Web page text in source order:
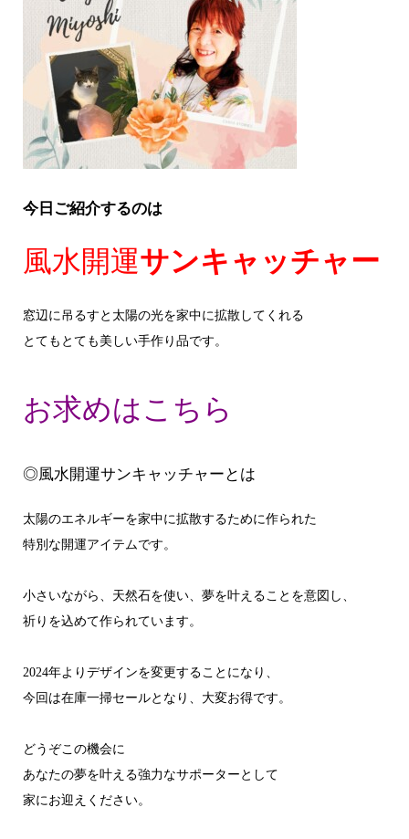
今日ご紹介するのは
風水開運サンキャッチャー
窓辺に吊るすと太陽の光を家中に拡散してくれる
とてもとても美しい手作り品です。
お求めはこちら
◎風水開運サンキャッチャーとは
太陽のエネルギーを家中に拡散するために作られた
特別な開運アイテムです。
小さいながら、天然石を使い、夢を叶えることを意図し、
祈りを込めて作られています。
2024年よりデザインを変更することになり、
今回は在庫一掃セールとなり、大変お得です。
どうぞこの機会に
あなたの夢を叶える強力なサポーターとして
家にお迎えください。